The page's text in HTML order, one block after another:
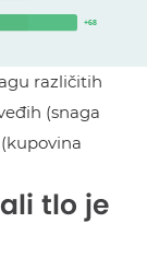
različitih
(snaga
tlo je